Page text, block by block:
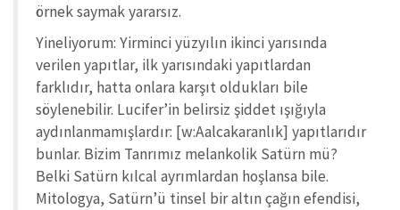
örnek saymak yararsız.
Yineliyorum: Yirminci yüzyılın ikinci yarısında
verilen yapıtlar, ilk yarısındaki yapıtlardan
farklıdır, hatta onlara karşıt oldukları bile
söylenebilir. Lucifer’in belirsiz şiddet ışığıyla
aydınlanmamışlardır: [w:Aalcakaranlık] yapıtlarıdır
bunlar. Bizim Tanrımız melankolik Satürn mü?
Belki Satürn kılcal ayrımlardan hoşlansa bile.
Mitologya, Satürn’ü tinsel bir altın çağın efendisi,